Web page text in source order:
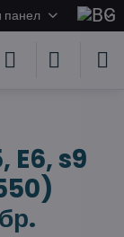
панел
E6, s9